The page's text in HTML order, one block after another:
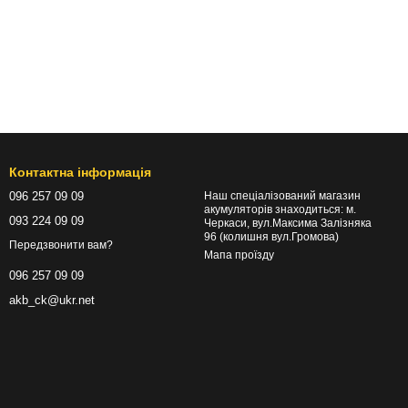
Контактна інформація
096 257 09 09
093 224 09 09
Передзвонити вам?
096 257 09 09
akb_ck@ukr.net
Наш спеціалізований магазин
акумуляторів знаходиться: м.
Черкаси, вул.Максима Залізняка
96 (колишня вул.Громова)
Мапа проїзду